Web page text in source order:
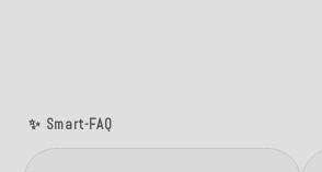
✨ Smart-FAQ